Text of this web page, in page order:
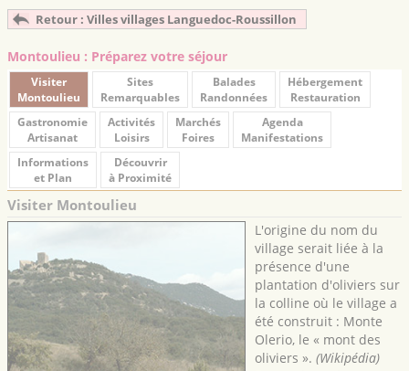
Retour : Villes villages Languedoc-Roussillon
Montoulieu : Préparez votre séjour
Visiter
Montoulieu
Sites
Remarquables
Balades
Randonnées
Hébergement
Restauration
Gastronomie
Artisanat
Activités
Loisirs
Marchés
Foires
Agenda
Manifestations
Informations
et Plan
Découvrir
à Proximité
Visiter Montoulieu
L'origine du nom du
village serait liée à la
présence d'une
plantation d'oliviers sur
la colline où le village a
été construit : Monte
Olerio, le « mont des
oliviers ».(Wikipédia)